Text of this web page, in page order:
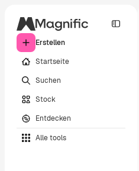
Erstellen
Startseite
Suchen
Stock
Entdecken
Alle tools